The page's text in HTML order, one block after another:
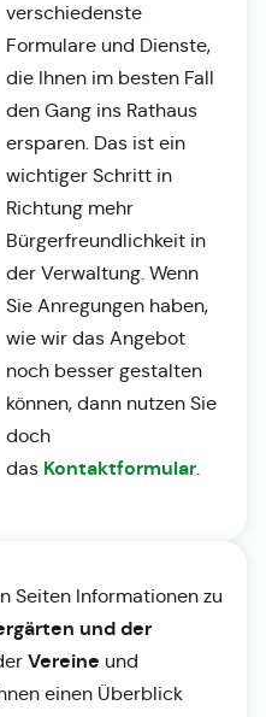
verschiedenste
Formulare und Dienste,
die Ihnen im besten Fall
den Gang ins Rathaus
ersparen. Das ist ein
wichtiger Schritt in
Richtung mehr
Bürgerfreundlichkeit in
der Verwaltung. Wenn
Sie Anregungen haben,
wie wir das Angebot
noch besser gestalten
können, dann nutzen Sie
doch
das Kontaktformular.
Seiten Informationen zu
und der
Vereine und
einen Überblick